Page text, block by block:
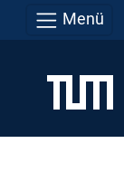
Menü